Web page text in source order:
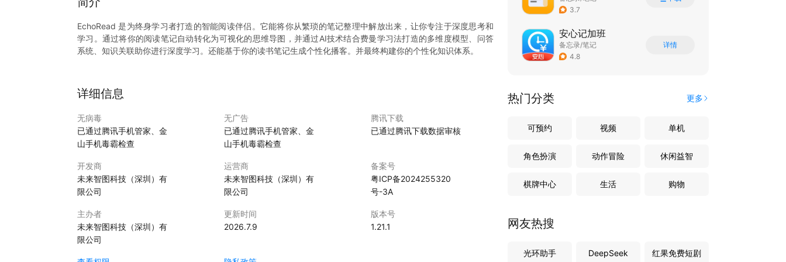
EchoRead 是为终身学习者打造的智能阅读伴侣。它能将你从繁琐的笔记整理中解放出来，让你专注于深度思考和
学习。通过将你的阅读笔记自动转化为可视化的思维导图，并通过AI技术结合费曼学习法打造的多维度模型、问答
系统、知识关联助你进行深度学习。还能基于你的读书笔记生成个性化播客。并最终构建你的个性化知识体系。
详细信息
无病毒
已通过腾讯手机管家、金
山手机毒霸检查
无广告
已通过腾讯手机管家、金
山手机毒霸检查
腾讯下载
已通过腾讯下载数据审核
开发商
未来智图科技（深圳）有
限公司
运营商
未来智图科技（深圳）有
限公司
备案号
粤ICP备2024255320
号-3A
主办者
未来智图科技（深圳）有
限公司
更新时间
2026.7.9
版本号
1.21.1
3.7
安心记加班
备忘录/笔记
4.8
详情
热门分类 更多
可预约 视频 单机
角色扮演 动作冒险 休闲益智
棋牌中心 生活 购物
网友热搜
光环助手 DeepSeek 红果免费短剧